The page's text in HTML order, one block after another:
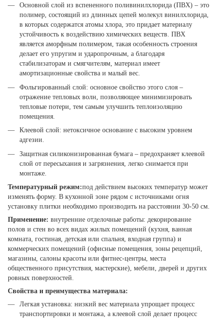
Основной слой из вспененного поливинилхлорида (ПВХ) – это
полимер, состоящий из длинных цепей молекул винилхлорида,
в которых содержатся атомы хлора, это придает материалу
устойчивость к воздействию химических веществ. ПВХ
является аморфным полимером, такая особенность строения
делает его упругим и ударопрочным, а благодаря
стабилизаторам и смягчителям, материал имеет
амортизационные свойства и малый вес.
Фольгированный слой: основное свойство этого слоя –
отражение тепловых волн, позволяющее минимизировать
тепловые потери, тем самым улучшить теплоизоляцию
помещения.
Клеевой слой: нетоксичное основание с высоким уровнем
адгезии.
Защитная силиконизированная бумага – предохраняет клеевой
слой от пересыхания и загрязнения, легко снимается при
монтаже.
Температурный режим:под действием высоких температур может
изменять форму. В кухонной зоне рядом с источниками огня
установку плитки необходимо производить на расстоянии 30-50 см.
Применение: внутренние отделочные работы: декорирование
полов и стен во всех видах жилых помещений (кухня, ванная
комната, гостиная, детская или спальня, входная группа) и
коммерческих помещений (офисные помещения, зоны рецепций,
магазины, салоны красоты или фитнес-центры, места
общественного присутствия, мастерские), мебели, дверей и других
ровных поверхностей.
Свойства и преимущества материала:
Легкая установка: низкий вес материала упрощает процесс
транспортировки и монтажа, а клеевой слой делает процесс